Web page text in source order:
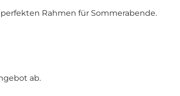
Rahmen für Sommerabende.
ab.